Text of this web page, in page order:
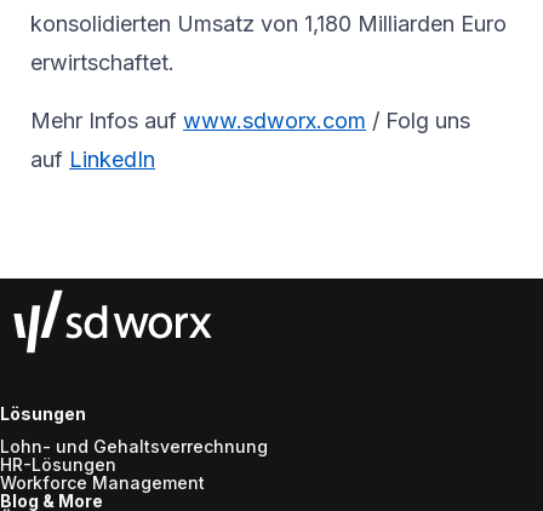
konsolidierten Umsatz von 1,180 Milliarden Euro
erwirtschaftet.
Mehr Infos auf www.sdworx.com / Folg uns
auf LinkedIn
Lösungen
Lohn- und Gehaltsverrechnung
HR-Lösungen
Workforce Management
Blog & More